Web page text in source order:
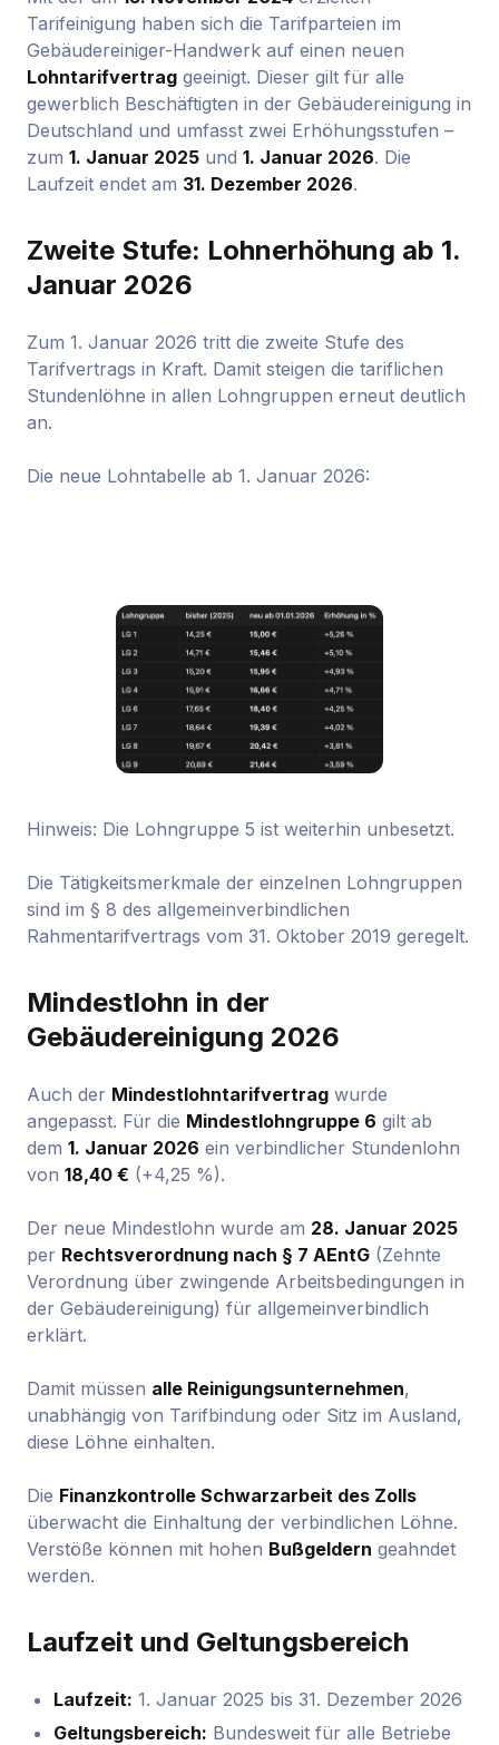
Tarifeinigung haben sich die Tarifparteien im
Gebäudereiniger-Handwerk auf einen neuen
Lohntarifvertrag geeinigt. Dieser gilt für alle
gewerblich Beschäftigten in der Gebäudereinigung in
Deutschland und umfasst zwei Erhöhungsstufen –
zum 1. Januar 2025 und 1. Januar 2026. Die
Laufzeit endet am 31. Dezember 2026.
Zweite Stufe: Lohnerhöhung ab 1.
Januar 2026
Zum 1. Januar 2026 tritt die zweite Stufe des
Tarifvertrags in Kraft. Damit steigen die tariflichen
Stundenlöhne in allen Lohngruppen erneut deutlich
an.
Die neue Lohntabelle ab 1. Januar 2026:
Hinweis: Die Lohngruppe 5 ist weiterhin unbesetzt.
Die Tätigkeitsmerkmale der einzelnen Lohngruppen
sind im § 8 des allgemeinverbindlichen
Rahmentarifvertrags vom 31. Oktober 2019 geregelt.
Mindestlohn in der
Gebäudereinigung 2026
Auch der Mindestlohntarifvertrag wurde
angepasst. Für die Mindestlohngruppe 6 gilt ab
dem 1. Januar 2026 ein verbindlicher Stundenlohn
von 18,40 € (+4,25 %).
Der neue Mindestlohn wurde am 28. Januar 2025
per Rechtsverordnung nach § 7 AEntG (Zehnte
Verordnung über zwingende Arbeitsbedingungen in
der Gebäudereinigung) für allgemeinverbindlich
erklärt.
Damit müssen alle Reinigungsunternehmen,
unabhängig von Tarifbindung oder Sitz im Ausland,
diese Löhne einhalten.
Die Finanzkontrolle Schwarzarbeit des Zolls
überwacht die Einhaltung der verbindlichen Löhne.
Verstöße können mit hohen Bußgeldern geahndet
werden.
Laufzeit und Geltungsbereich
Laufzeit: 1. Januar 2025 bis 31. Dezember 2026
Geltungsbereich: Bundesweit für alle Betriebe